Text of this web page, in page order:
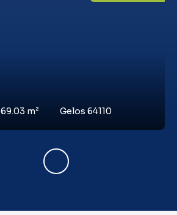
69.03 m² Gelos 64110